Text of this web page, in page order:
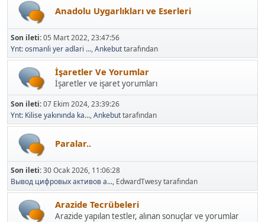
Anadolu Uygarlıkları ve Eserleri
Son ileti:05 Mart 2022, 23:47:56
Ynt: osmanli yer adlari ...,Ankebuttarafından
İşaretler Ve Yorumlar
İşaretler ve işaret yorumları
Son ileti:07 Ekim 2024, 23:39:26
Ynt: Kilise yakınında ka...,Ankebuttarafından
Paralar..
Son ileti:30 Ocak 2026, 11:06:28
Вывод цифровых активов а..., EdwardTwesy tarafından
Arazide Tecrübeleri
Arazide yapılan testler, alınan sonuçlar ve yorumlar